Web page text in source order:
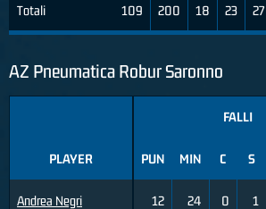
Totali 109 200 18 23 27
AZ Pneumatica Robur Saronno
PLAYER
Andrea Negri
FALLI
PUN MIN C S
12 24 0 1